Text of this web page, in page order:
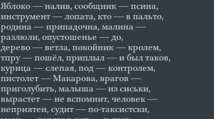
Яблоко — налив, сообщник — псина,
инструмент — лопата, кто — в пальто,
родина — припадочна, малина —
разлюли, опустошенье — до,
дерево — ветла, покойник — кролем,
тпру — пошёл, приплыл — и был таков,
курица — слепая, под — контролем,
пистолет — Макарова, врагов —
приголубить, малыша — из сиськи,
вырастет — не вспомнит, человек —
неприятен, судит — по-таксистски,